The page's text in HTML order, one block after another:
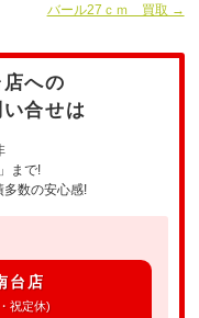
バール27ｃｍ 買取 →
への
合せは
まで!
数の安心感!
台店
祝定休)